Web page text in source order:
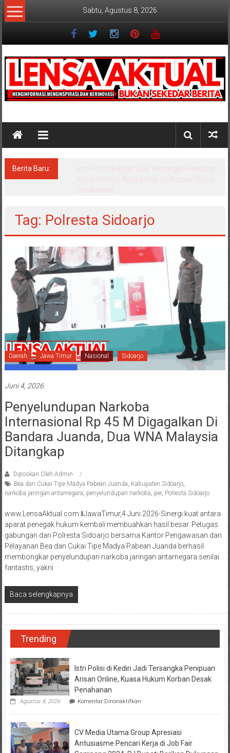
Lompat
ke
Sabtu, Agustus 8, 2026
Berita Baru:
Dugaan Masalah Keuangan KPRI Sejahtera
Diselidiki Kejari Jombang, Sejumlah Pihak
Bakal Dipanggil
Tag: Polresta Sidoarjo
Daerah Jawa Timur Nasional Sidoarjo
Juni 4, 2026
Penyelundupan Narkoba
Internasional Rp 45 M Digagalkan Di
Bandara Juanda, Dua WNA Malaysia
Ditangkap
Diposkan Oleh:Admin
Bea dan Cukai Tipe Madya Pabean Juanda Kabupaten Sidoarjo,
narkoba jaringan antarnegara penyelundupan narkoba per, Polresta Sidoarjo
www.LensaAktual.com.ǁJawaTimur,4 Juni 2026-Sinergi kuat antara
aparat penegak hukum kembali membuahkan hasil besar. Petugas
gabungan dari Polresta Sidoarjo bersama Kantor Pengawasan dan
Pelayanan Bea dan Cukai Tipe Madya Pabean Juanda berhasil
membongkar penyelundupan narkoba jaringan antarnegara senilai
fantastis, yakni
Baca selengkapnya
Trending
Istri Polisi di Kediri Jadi Tersangka Penipuan
Arisan Online, Kuasa Hukum Korban Desak
Penahanan
Agustus 8, 2026 Komentar Dinonaktifkanpada
Polisi
Kediri
Jadi
Tersangka
CV Media Utama Group Apresiasi
Antusiasme Pencari Kerja di Job Fair